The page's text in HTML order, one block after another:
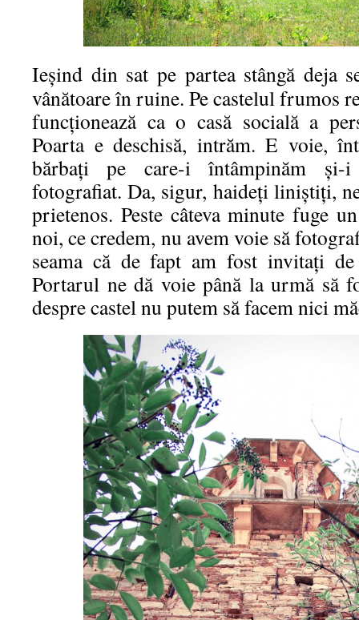
Ieșind din sat pe partea stângă deja
vânătoare în ruine. Pe castelul frumos
funcționează ca o casă socială a
Poarta e deschisă, intrăm. E voie,
bărbați pe care-i întâmpinăm și-
fotografiat. Da, sigur, haideți liniștiți,
prietenos. Peste câteva minute fuge
noi, ce credem, nu avem voie să
seama că de fapt am fost invitați
Portarul ne dă voie până la urmă să
despre castel nu putem să facem nici